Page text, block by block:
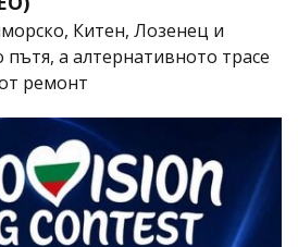
Китен, Лозенец и
а алтернативното трасе
ремонт